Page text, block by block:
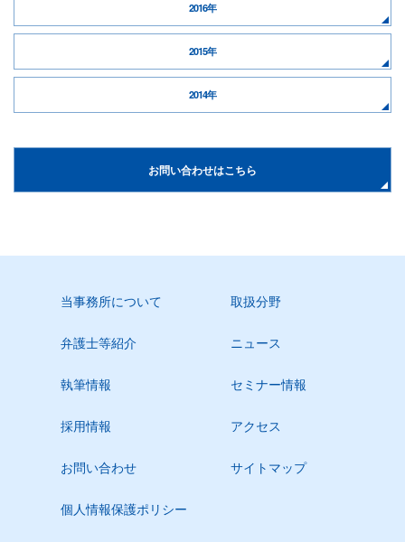
2016年
2015年
2014年
お問い合わせはこちら
当事務所について 取扱分野
弁護士等紹介 ニュース
執筆情報 セミナー情報
採用情報 アクセス
お問い合わせ サイトマップ
個人情報保護ポリシー